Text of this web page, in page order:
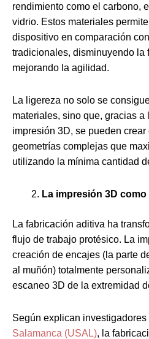
rendimiento como el carbono,
vidrio. Estos materiales
dispositivo en comparación
tradicionales, disminuyendo la
mejorando la agilidad.
La ligereza no solo se
materiales, sino que, gracias a
impresión 3D, se pueden crear
geometrías complejas que
utilizando la mínima cantidad
La impresión 3D
La fabricación aditiva ha
flujo de trabajo protésico. La
creación de encajes (la parte
al muñón) totalmente
escaneo 3D de la extremidad
Según explican investigadores
Salamanca (USAL), la